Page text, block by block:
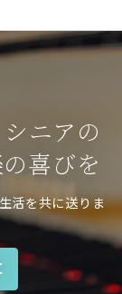
ニアの
喜びを
活を共に送りま